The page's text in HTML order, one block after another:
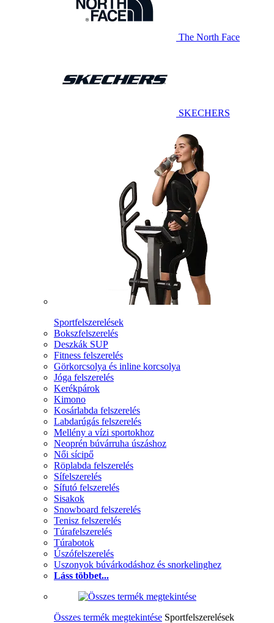
The North Face
SKECHERS
Sportfelszerelések
Bokszfelszerelés
Deszkák SUP
Fitness felszerelés
Görkorcsolya és inline korcsolya
Jóga felszerelés
Kerékpárok
Kimono
Kosárlabda felszerelés
Labdarúgás felszerelés
Mellény a vízi sportokhoz
Neoprén búvárruha úszáshoz
Női sícipő
Röplabda felszerelés
Sífelszerelés
Sífutó felszerelés
Sisakok
Snowboard felszerelés
Tenisz felszerelés
Túrafelszerelés
Túrabotok
Úszófelszerelés
Uszonyok búvárkodáshoz és snorkelinghez
Láss többet...
Összes termék megtekintése Sportfelszerelések